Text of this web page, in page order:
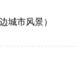
城市风景）